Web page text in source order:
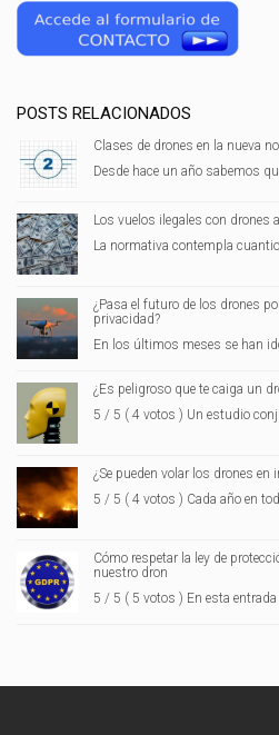
POSTS RELACIONADOS
Clases de drones en la nueva
Desde hace un año sabemos
Los vuelos ilegales con drones
La normativa contempla
¿Pasa el futuro de los drones
privacidad?
En los últimos meses se han
¿Es peligroso que te caiga un
5 / 5 ( 4 votos ) Un estudio
¿Se pueden volar los drones en
5 / 5 ( 4 votos ) Cada año en
Cómo respetar la ley de
nuestro dron
5 / 5 ( 5 votos ) En esta